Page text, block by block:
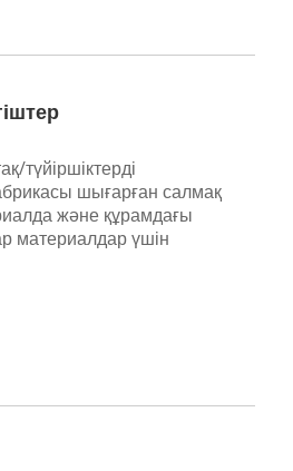
түйіршіктерді
шығарған салмақ
және құрамдағы
материалдар үшін